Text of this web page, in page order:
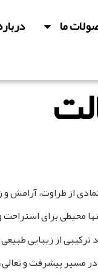
ما
از طراوت، آرامش
محیطی برای
ترکیبی از زیبایی
مسیر پیشرفت و